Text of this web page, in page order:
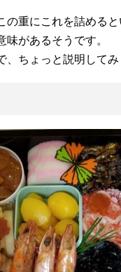
の重にこれを詰める
味があるそうです。
、ちょっと説明してみ